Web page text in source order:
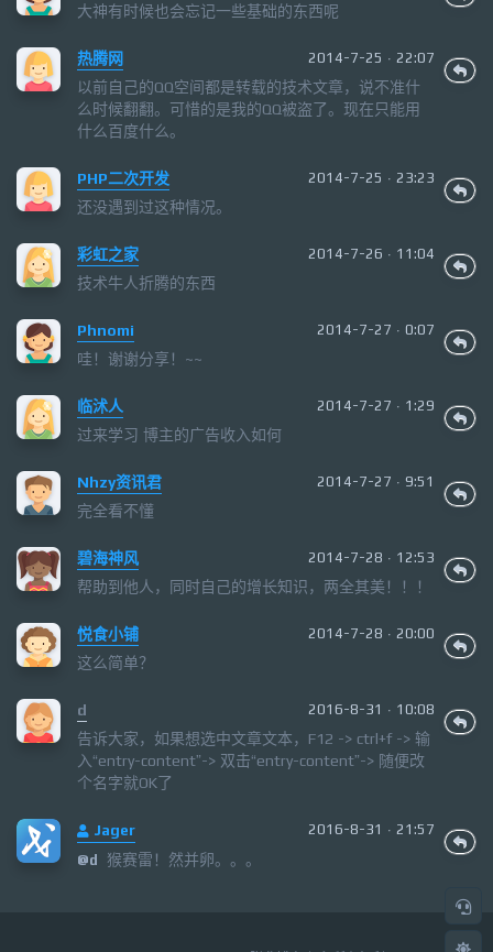
大神有时候也会忘记一些基础的东西呢
热腾网 2014-7-25 · 22:07
以前自己的QQ空间都是转载的技术文章，说不准什
么时候翻翻。可惜的是我的QQ被盗了。现在只能用
什么百度什么。
PHP二次开发 2014-7-25 · 23:23
还没遇到过这种情况。
彩虹之家 2014-7-26 · 11:04
技术牛人折腾的东西
Phnomi 2014-7-27 · 0:07
哇！谢谢分享！~~
临沭人 2014-7-27 · 1:29
过来学习 博主的广告收入如何
Nhzy资讯君 2014-7-27 · 9:51
完全看不懂
碧海神风 2014-7-28 · 12:53
帮助到他人，同时自己的增长知识，两全其美！！！
悦食小铺 2014-7-28 · 20:00
这么简单？
d 2016-8-31 · 10:08
告诉大家，如果想选中文章文本，F12 -> ctrl+f -> 输
入“entry-content”-> 双击“entry-content”-> 随便改
个名字就OK了
Jager
2016-8-31 · 21:57
@d
猴赛雷！然并卵。。。